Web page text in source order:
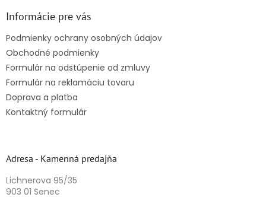
Informácie pre vás
Podmienky ochrany osobných údajov
Obchodné podmienky
Formulár na odstúpenie od zmluvy
Formulár na reklamáciu tovaru
Doprava a platba
Kontaktný formulár
Adresa - Kamenná predajňa
Lichnerova 95/35
903 01 Senec